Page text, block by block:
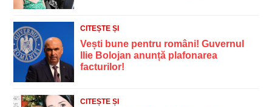
CITEȘTE ȘI
Vești bune pentru români! Guvernul
Ilie Bolojan anunță plafonarea
facturilor!
CITEȘTE ȘI